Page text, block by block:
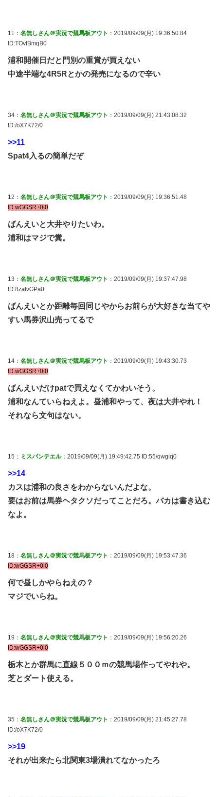
11： 名無しさん＠実況で競馬板アウト ：2019/09/09(月) 19:36:50.84
ID:TOvfBmqB0
浦和開催日だと門別の重賞が買えない
中途半端な4R5Rとかの発売になるので辛い
34： 名無しさん＠実況で競馬板アウト ：2019/09/09(月) 21:43:08.32
ID:/oX7K72/0
>>11
Spat4入るの簡単だぞ
12： 名無しさん＠実況で競馬板アウト ：2019/09/09(月) 19:36:51.48
ID:wGGSR+0i0
ばんえいと大井やりたいわ。
浦和はマジで糞。
13： 名無しさん＠実況で競馬板アウト ：2019/09/09(月) 19:37:47.98
ID:8zatvGPa0
ばんえいとか距離毎回同じやからお前らが大好きな当てや
すい馬券沢山売ってるで
14： 名無しさん＠実況で競馬板アウト ：2019/09/09(月) 19:43:30.73
ID:wGGSR+0i0
ばんえいだけpatで買えなくてかわいそう。
浦和なんていらねえよ。昼浦和やって、夜は大井やれ！
それなら文句はない。
15： ミスパンテエル：2019/09/09(月) 19:49:42.75 ID:55/qwgiq0
>>14
カスは浦和の良さをわからないんだよな。
要はお前は馬券ヘタクソだってことだろ。バカは書き込む
なよ。
18： 名無しさん＠実況で競馬板アウト ：2019/09/09(月) 19:53:47.36
ID:wGGSR+0i0
何で昼しかやらねえの？
マジでいらね。
19： 名無しさん＠実況で競馬板アウト ：2019/09/09(月) 19:56:20.26
ID:wGGSR+0i0
栃木とか群馬に直線５００ｍの競馬場作ってやれや。
芝とダート使える。
35： 名無しさん＠実況で競馬板アウト ：2019/09/09(月) 21:45:27.78
ID:/oX7K72/0
>>19
それが出来たら北関東3場潰れてなかったろ